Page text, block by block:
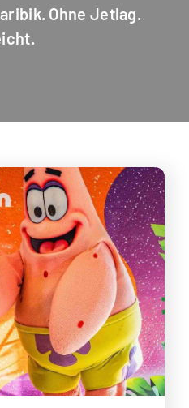
Ohne Jetlag.